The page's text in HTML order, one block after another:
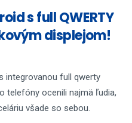
s full QWERTY
displejom!
integrovanou full qwerty
telefóny ocenili najmä ľudia,
všade so sebou.